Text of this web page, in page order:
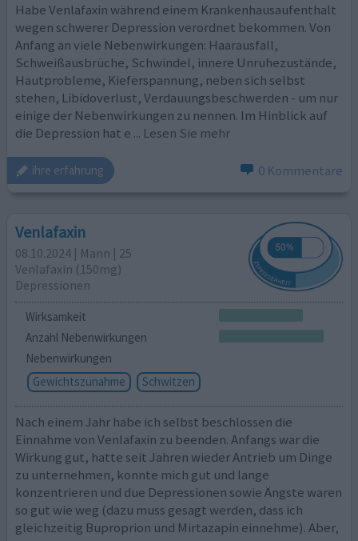
Habe Venlafaxin während einem Krankenhausaufenthalt
wegen schwerer Depression verordnet bekommen. Von
Anfang an viele Nebenwirkungen: Haarausfall,
Schweißausbrüche, Schwindel, innere Unruhezustände,
Hautprobleme, Kieferspannung, neben sich selbst
stehen, Libidoverlust, Verdauungsbeschwerden - um nur
einige der Nebenwirkungen zu nennen. Im Hinblick auf
die Depression hat e ... Lesen Sie mehr
ihre erfahrung 0 Kommentare
Venlafaxin
08.10.2024 | Mann | 25
Venlafaxin (150mg)
Depressionen
Wirksamkeit
Anzahl Nebenwirkungen
Nebenwirkungen
Gewichtszunahme
Schwitzen
Nach einem Jahr habe ich selbst beschlossen die
Einnahme von Venlafaxin zu beenden. Anfangs war die
Wirkung gut, hatte seit Jahren wieder Antrieb um Dinge
zu unternehmen, konnte mich gut und lange
konzentrieren und due Depressionen sowie Ängste waren
so gut wie weg (dazu muss gesagt werden, dass ich
gleichzeitig Buproprion und Mirtazapin einnehme). Aber,